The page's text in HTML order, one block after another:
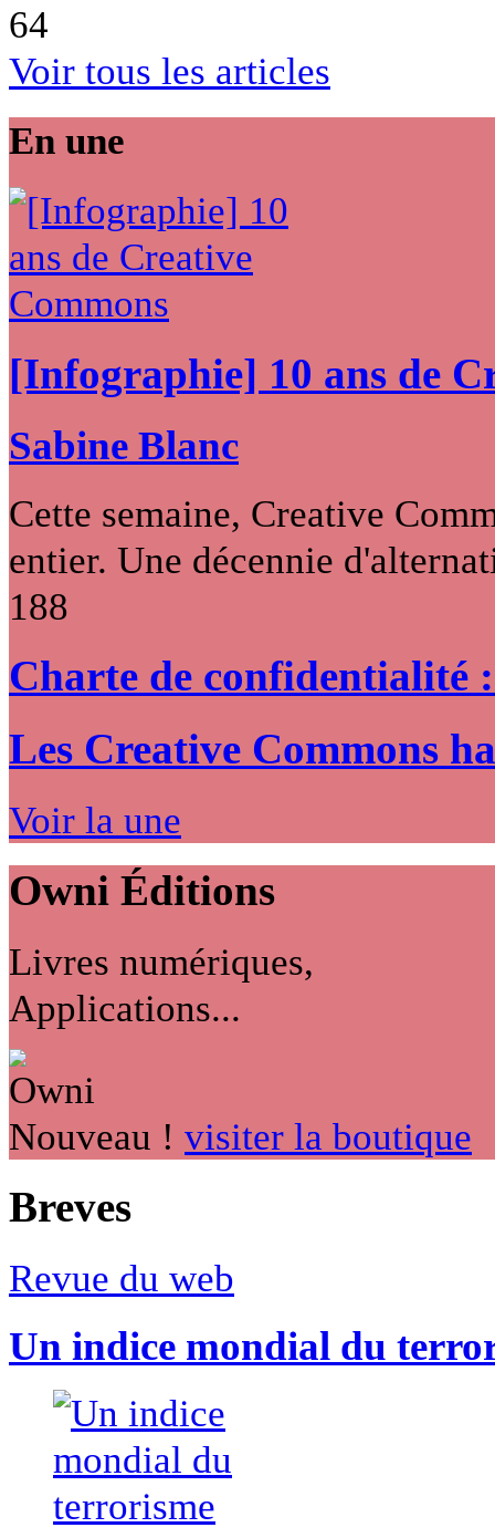
64
Voir tous les articles
En une
[Infographie] 10 ans de
Sabine Blanc
Cette semaine, Creative
entier. Une décennie
188
Charte de confidentialité
Les Creative Commons
Voir la une
Owni Éditions
Livres numériques,
Applications...
Nouveau ! visiter la boutique
Breves
Revue du web
Un indice mondial du